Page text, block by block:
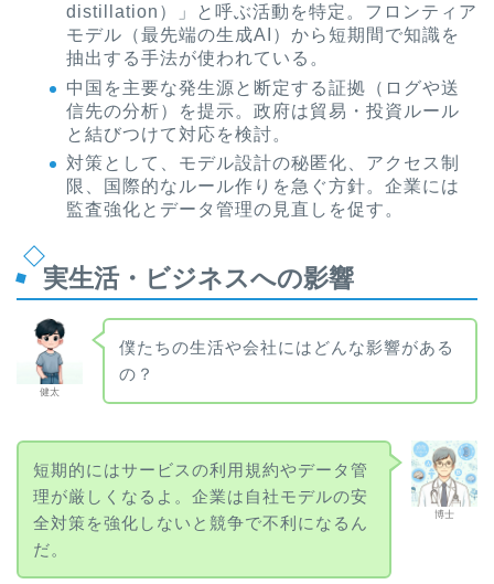
distillation）」と呼ぶ活動を特定。フロンティア
モデル（最先端の生成AI）から短期間で知識を
抽出する手法が使われている。
中国を主要な発生源と断定する証拠（ログや送
信先の分析）を提示。政府は貿易・投資ルール
と結びつけて対応を検討。
対策として、モデル設計の秘匿化、アクセス制
限、国際的なルール作りを急ぐ方針。企業には
監査強化とデータ管理の見直しを促す。
実生活・ビジネスへの影響
健太
僕たちの生活や会社にはどんな影響がある
の？
博士
短期的にはサービスの利用規約やデータ管
理が厳しくなるよ。企業は自社モデルの安
全対策を強化しないと競争で不利になるん
だ。